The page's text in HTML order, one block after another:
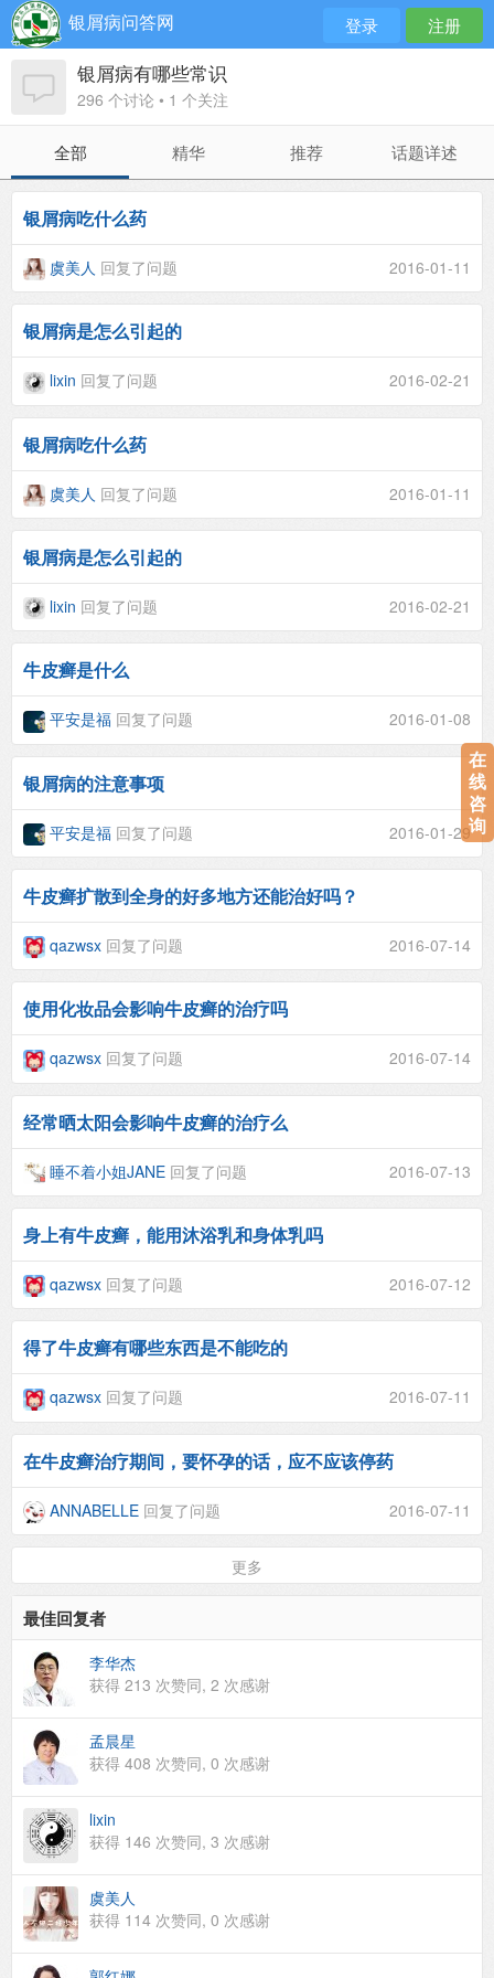
银屑病问答网 登录 注册
银屑病有哪些常识
296 个讨论 • 1 个关注
全部 精华 推荐 话题详述
银屑病吃什么药
虞美人 回复了问题 2016-01-11
银屑病是怎么引起的
lixin 回复了问题 2016-02-21
银屑病吃什么药
虞美人 回复了问题 2016-01-11
银屑病是怎么引起的
lixin 回复了问题 2016-02-21
牛皮癣是什么
平安是福 回复了问题 2016-01-08
银屑病的注意事项
平安是福 回复了问题 2016-01-29
牛皮癣扩散到全身的好多地方还能治好吗？
qazwsx 回复了问题 2016-07-14
使用化妆品会影响牛皮癣的治疗吗
qazwsx 回复了问题 2016-07-14
经常晒太阳会影响牛皮癣的治疗么
睡不着小姐JANE 回复了问题 2016-07-13
身上有牛皮癣，能用沐浴乳和身体乳吗
qazwsx 回复了问题 2016-07-12
得了牛皮癣有哪些东西是不能吃的
qazwsx 回复了问题 2016-07-11
在牛皮癣治疗期间，要怀孕的话，应不应该停药
ANNABELLE 回复了问题 2016-07-11
更多
最佳回复者
李华杰
获得 213 次赞同, 2 次感谢
孟晨星
获得 408 次赞同, 0 次感谢
lixin
获得 146 次赞同, 3 次感谢
虞美人
获得 114 次赞同, 0 次感谢
在
线
咨
询